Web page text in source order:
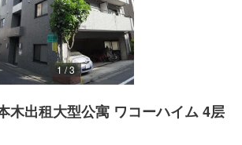
1/3
木出租大型公寓 ワコーハイム 4层